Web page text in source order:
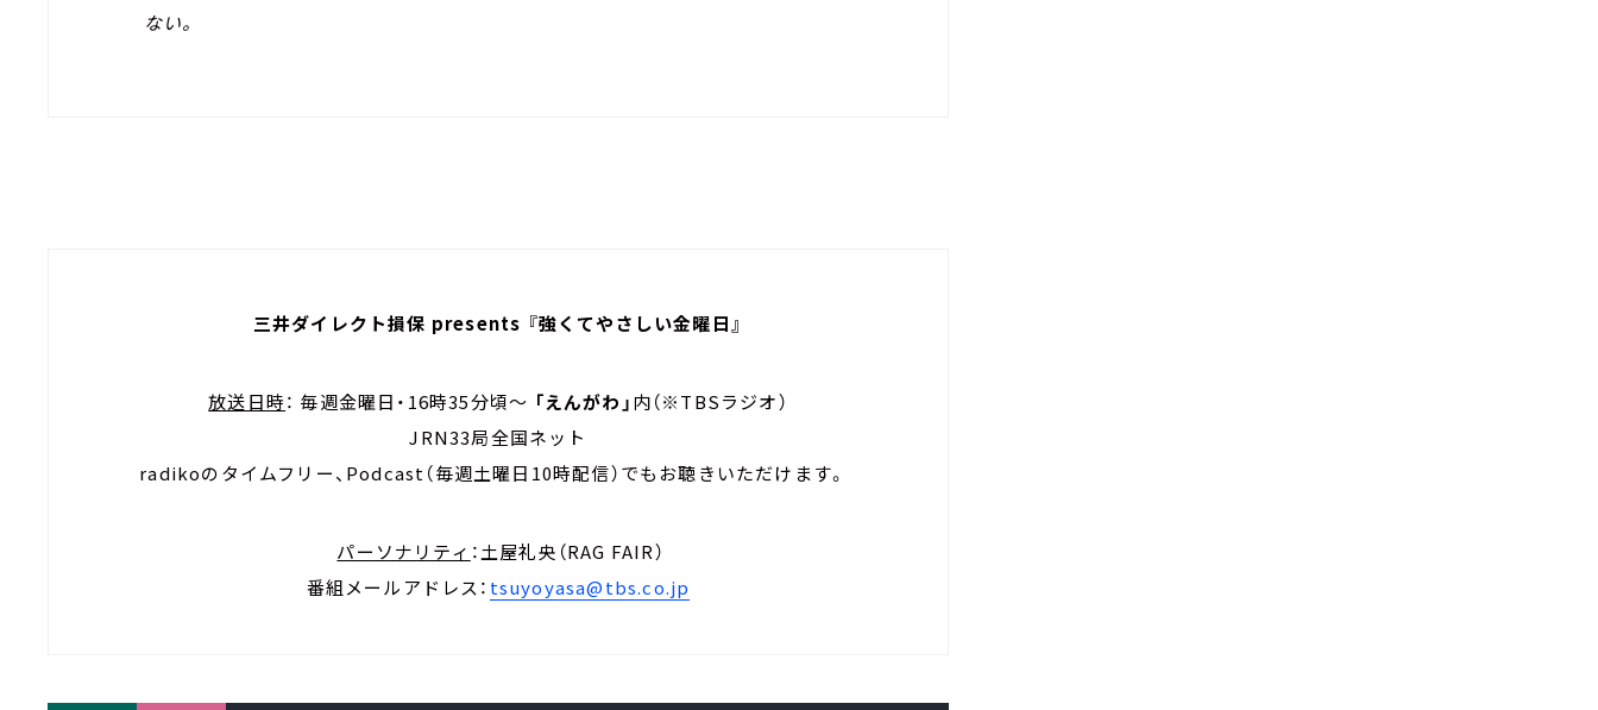
ない。
三井ダイレクト損保 presents 『強くてやさしい金曜日』
放送日時： 毎週金曜日・16時35分頃～ 「えんがわ」内（※TBSラジオ）
JRN33局全国ネット
radikoのタイムフリー、Podcast（毎週土曜日10時配信）でもお聴きいただけます。
パーソナリティ ：土屋礼央（RAG FAIR）
番組メールアドレス： tsuyoyasa@tbs.co.jp